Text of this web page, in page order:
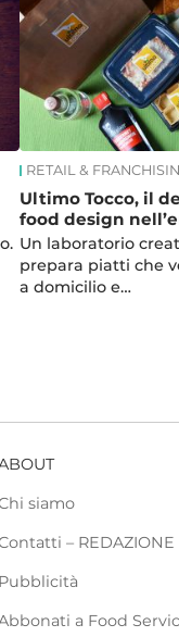
RETAIL &
Ultimo Tocco, il
food design
Un laboratorio
prepara piatti che
a domicilio e…
siamo
– REDAZIONE
Pubblicità
a Food